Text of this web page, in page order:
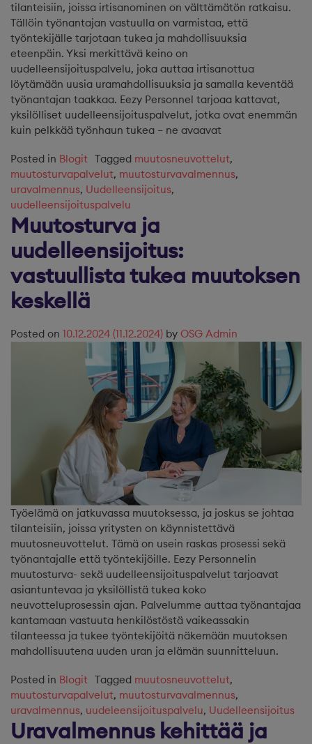
tilanteisiin, joissa irtisanominen on välttämätön ratkaisu.
Tällöin työnantajan vastuulla on varmistaa, että
työntekijälle tarjotaan tukea ja mahdollisuuksia
eteenpäin. Yksi merkittävä keino on
uudelleensijoituspalvelu, joka auttaa irtisanottua
löytämään uusia uramahdollisuuksia ja samalla keventää
työnantajan taakkaa. Eezy Personnel tarjoaa kattavat,
yksilölliset uudelleensijoituspalvelut, jotka ovat enemmän
kuin pelkkää työnhaun tukea – ne avaavat
Posted in Blogit Tagged muutosneuvottelut,
muutosturvapalvelut, muutosturvavalmennus,
uravalmennus, Uudelleensijoitus,
uudelleensijoituspalvelu
Muutosturva ja
uudelleensijoitus:
vastuullista tukea muutoksen
keskellä
Posted on 10.12.2024 (11.12.2024) by OSG Admin
Työelämä on jatkuvassa muutoksessa, ja joskus se johtaa
tilanteisiin, joissa yritysten on käynnistettävä
muutosneuvottelut. Tämä on usein raskas prosessi sekä
työnantajalle että työntekijöille. Eezy Personnelin
muutosturva- sekä uudelleensijoituspalvelut tarjoavat
asiantuntevaa ja yksilöllistä tukea koko
neuvotteluprosessin ajan. Palvelumme auttaa työnantajaa
kantamaan vastuuta henkilöstöstä vaikeassakin
tilanteessa ja tukee työntekijöitä näkemään muutoksen
mahdollisuutena uuden uran ja elämän suunnitteluun.
Posted in Blogit Tagged muutosneuvottelut,
muutosturvapalvelut, muutosturvavalmennus,
uravalmennus, uudeleensijoituspalvelu, Uudelleensijoitus
Uravalmennus kehittää ja